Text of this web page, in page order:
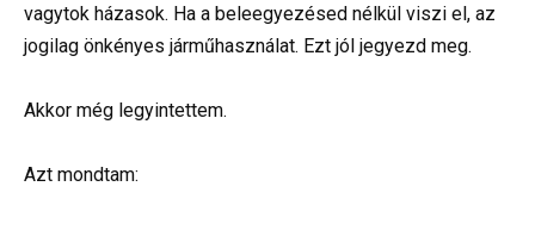
vagytok házasok. Ha a beleegyezésed nélkül viszi el, az
jogilag önkényes járműhasználat. Ezt jól jegyezd meg.
Akkor még legyintettem.
Azt mondtam: